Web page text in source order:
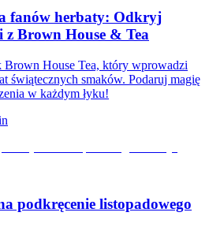
fanów herbaty: Odkryj
z Brown House & Tea
Brown House Tea, który wprowadzi
świątecznych smaków. Podaruj magię
w każdym łyku!
podkręcenie listopadowego